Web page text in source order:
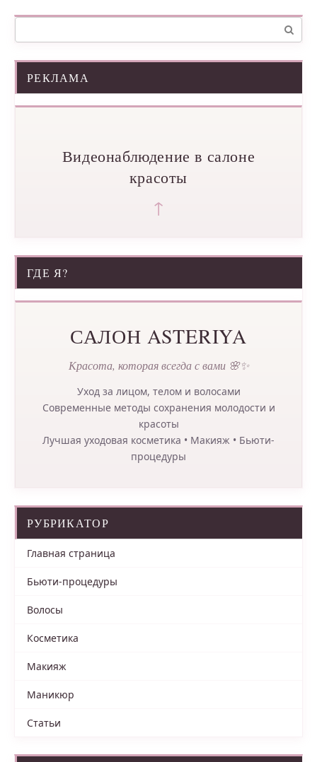
Поиск:
РЕКЛАМА
Видеонаблюдение в салоне
красоты
↑
ГДЕ Я?
САЛОН ASTERIYA
Красота, которая всегда с вами 🌸✨
Уход за лицом, телом и волосами
Современные методы сохранения молодости и
красоты
Лучшая уходовая косметика • Макияж • Бьюти-
процедуры
РУБРИКАТОР
Главная страница
Бьюти-процедуры
Волосы
Косметика
Макияж
Маникюр
Статьи